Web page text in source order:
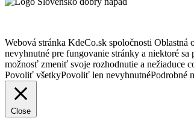
Webová stránka KdeCo.sk spoločnosti
nevyhnutné pre fungovanie stránky a niektoré
možnosť zmeniť svoje rozhodnutie a nežiaduce
Povoliť všetkyPovoliť len nevyhnutnéPodrobné
Close